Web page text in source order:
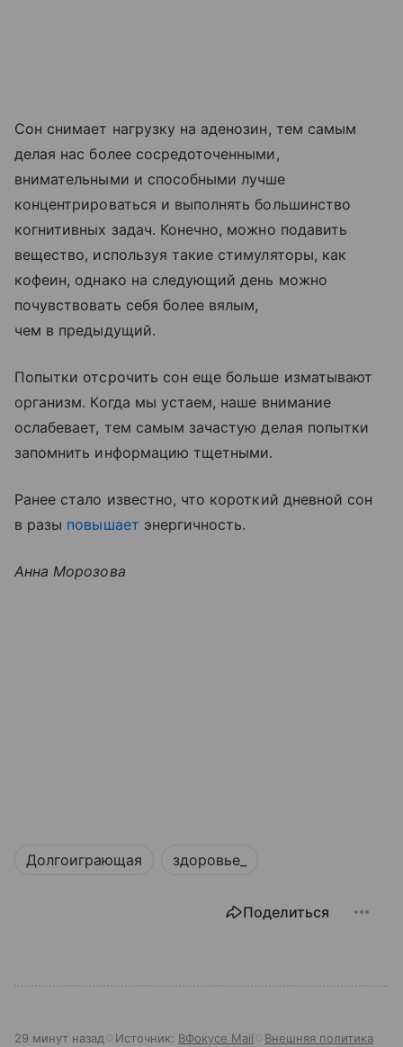
Сон снимает нагрузку на аденозин, тем самым
делая нас более сосредоточенными,
внимательными и способными лучше
концентрироваться и выполнять большинство
когнитивных задач. Конечно, можно подавить
вещество, используя такие стимуляторы, как
кофеин, однако на следующий день можно
почувствовать себя более вялым,
чем в предыдущий.
Попытки отсрочить сон еще больше изматывают
организм. Когда мы устаем, наше внимание
ослабевает, тем самым зачастую делая попытки
запомнить информацию тщетными.
Ранее стало известно, что короткий дневной сон
в разы повышает энергичность.
Анна Морозова
Долгоиграющая здоровье_
Поделиться
29 минут назад Источник: ВФокусе Mail Внешняя политика